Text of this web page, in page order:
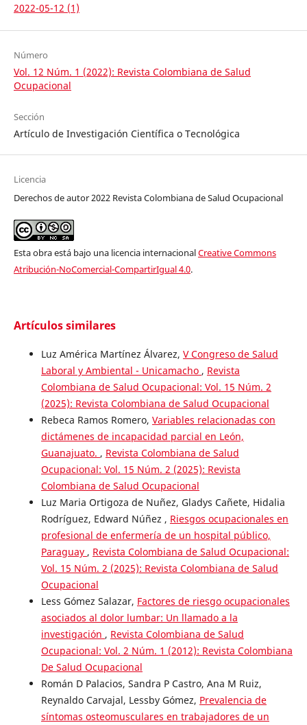
2022-05-12 (1)
Número
Vol. 12 Núm. 1 (2022): Revista Colombiana de Salud
Ocupacional
Sección
Artículo de Investigación Científica o Tecnológica
Licencia
Derechos de autor 2022 Revista Colombiana de Salud Ocupacional
Esta obra está bajo una licencia internacionalCreative Commons
Atribución-NoComercial-CompartirIgual 4.0.
Artículos similares
Luz América Martínez Álvarez, V Congreso de Salud
Laboral y Ambiental - Unicamacho , Revista
Colombiana de Salud Ocupacional: Vol. 15 Núm. 2
(2025): Revista Colombiana de Salud Ocupacional
Rebeca Ramos Romero, Variables relacionadas con
dictámenes de incapacidad parcial en León,
Guanajuato. , Revista Colombiana de Salud
Ocupacional: Vol. 15 Núm. 2 (2025): Revista
Colombiana de Salud Ocupacional
Luz Maria Ortigoza de Nuñez, Gladys Cañete, Hidalia
Rodríguez, Edward Núñez , Riesgos ocupacionales en
profesional de enfermería de un hospital público,
Paraguay , Revista Colombiana de Salud Ocupacional:
Vol. 15 Núm. 2 (2025): Revista Colombiana de Salud
Ocupacional
Less Gómez Salazar, Factores de riesgo ocupacionales
asociados al dolor lumbar: Un llamado a la
investigación , Revista Colombiana de Salud
Ocupacional: Vol. 2 Núm. 1 (2012): Revista Colombiana
De Salud Ocupacional
Román D Palacios, Sandra P Castro, Ana M Ruiz,
Reynaldo Carvajal, Lessby Gómez, Prevalencia de
síntomas osteomusculares en trabajadores de un